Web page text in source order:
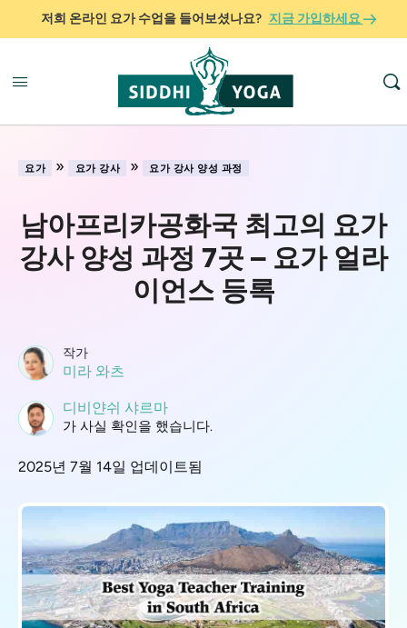
저희 온라인 요가 수업을 들어보셨나요? 지금 가입하세요
요가 » 요가 강사 » 요가 강사 양성 과정
남아프리카공화국 최고의 요가
강사 양성 과정 7곳 – 요가 얼라
이언스 등록
작가
미라 와츠
디비얀쉬 샤르마
가 사실 확인을 했습니다.
2025년 7월 14일 업데이트됨